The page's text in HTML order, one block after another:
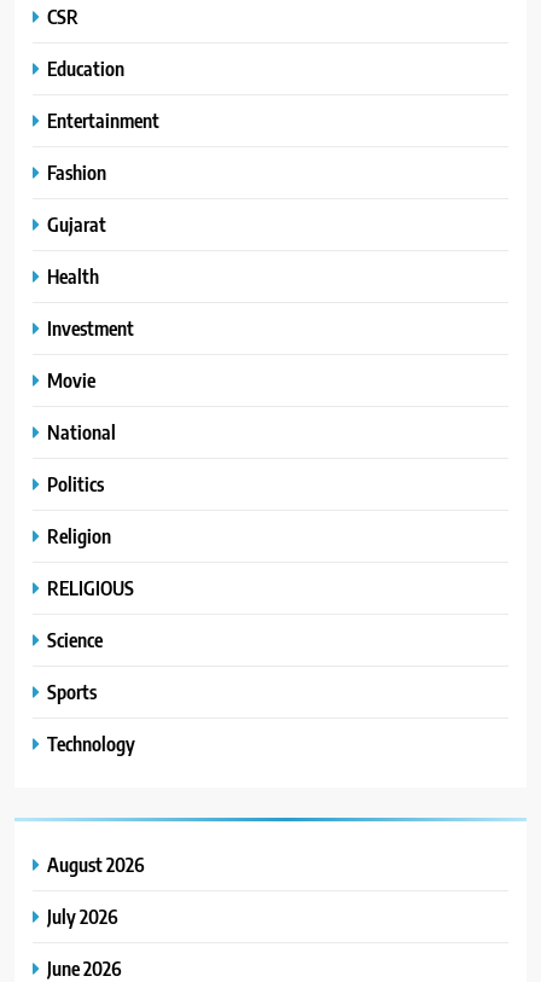
CSR
Education
Entertainment
Fashion
Gujarat
Health
Investment
Movie
National
Politics
Religion
RELIGIOUS
Science
Sports
Technology
August 2026
July 2026
June 2026